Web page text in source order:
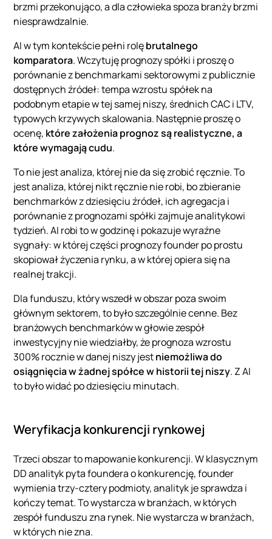
brzmi przekonująco, a dla człowieka spoza branży brzmi
niesprawdzalnie.
AI w tym kontekście pełni rolębrutalnego
komparatora. Wczytuję prognozy spółki i proszę o
porównanie z benchmarkami sektorowymi z publicznie
dostępnych źródeł: tempa wzrostu spółek na
podobnym etapie w tej samej niszy, średnich CAC i LTV,
typowych krzywych skalowania. Następnie proszę o
ocenę, które założenia prognoz są realistyczne, a
które wymagają cudu.
To nie jest analiza, której nie da się zrobić ręcznie. To
jest analiza, której nikt ręcznie nie robi, bo zbieranie
benchmarków z dziesięciu źródeł, ich agregacja i
porównanie z prognozami spółki zajmuje analitykowi
tydzień. AI robi to w godzinę i pokazuje wyraźne
sygnały: w której części prognozy founder po prostu
skopiował życzenia rynku, a w której opiera się na
realnej trakcji.
Dla funduszu, który wszedł w obszar poza swoim
głównym sektorem, to było szczególnie cenne. Bez
branżowych benchmarków w głowie zespół
inwestycyjny nie wiedziałby, że prognoza wzrostu
300% rocznie w danej niszy jestniemożliwa do
osiągnięcia w żadnej spółce w historii tej niszy. Z AI
to było widać po dziesięciu minutach.
Weryfikacja konkurencji rynkowej
Trzeci obszar to mapowanie konkurencji. W klasycznym
DD analityk pyta foundera o konkurencję, founder
wymienia trzy-cztery podmioty, analityk je sprawdza i
kończy temat. To wystarcza w branżach, w których
zespół funduszu zna rynek. Nie wystarcza w branżach,
w których nie zna.